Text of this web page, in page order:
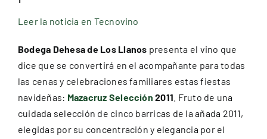
Hablan de nosotros
Blog
Leer la noticia en Tecnovino
Bodega Dehesa de Los Llanos presenta el vino que
dice que se convertirá en el acompañante para todas
las cenas y celebraciones familiares estas fiestas
navideñas: Mazacruz Selección 2011 . Fruto de una
cuidada selección de cinco barricas de la añada 2011,
elegidas por su concentración y elegancia por el